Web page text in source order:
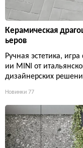
Керамическая
ьеров
Ручная эстетика,
ии MINI от
дизайнерских
Новинки 77